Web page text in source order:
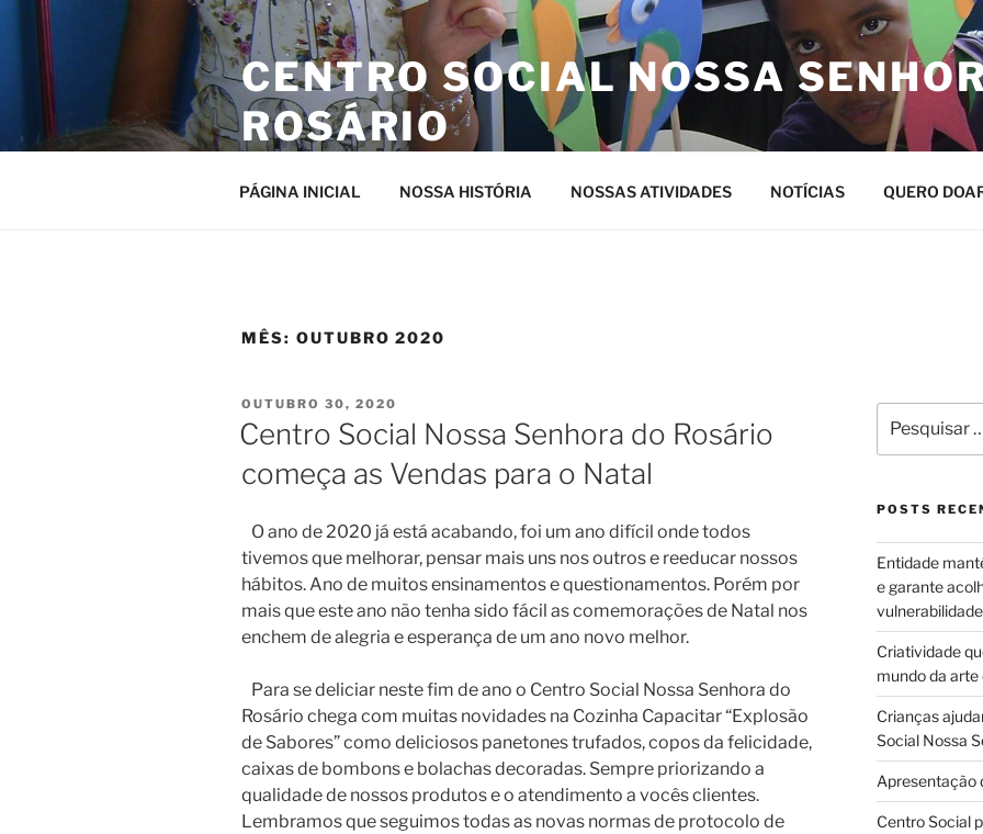
CENTRO SOCIAL NOSSA
ROSÁRIO
PÁGINA INICIAL NOSSA HISTÓRIA NOSSAS ATIVIDADES NOTÍCIAS QUERO
MÊS: OUTUBRO 2020
PUBLICADO
EM
OUTUBRO 30, 2020
Centro Social Nossa Senhora do Rosário
começa as Vendas para o Natal
O ano de 2020 já está acabando, foi um ano difícil onde todos
tivemos que melhorar, pensar mais uns nos outros e reeducar nossos
hábitos. Ano de muitos ensinamentos e questionamentos. Porém por
mais que este ano não tenha sido fácil as comemorações de Natal nos
enchem de alegria e esperança de um ano novo melhor.
Para se deliciar neste fim de ano o Centro Social Nossa Senhora do
Rosário chega com muitas novidades na Cozinha Capacitar “Explosão
de Sabores” como deliciosos panetones trufados, copos da felicidade,
caixas de bombons e bolachas decoradas. Sempre priorizando a
qualidade de nossos produtos e o atendimento a vocês clientes.
Lembramos que seguimos todas as novas normas de protocolo de
por:
POSTS
Entidade
e garante
vulnerabilidade
Criatividade
mundo da
Crianças
Social Nossa
Apresentação
Centro Social